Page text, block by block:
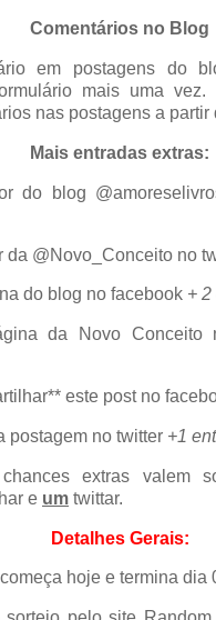
Comentários no Blog
em postagens do
mais uma vez.
nas postagens a partir
Mais entradas extras:
do blog
da @Novo_Conceito no
do blog no facebook +
da Novo Conceito
este post no
postagem no twitter +1
extras valem
e um twittar.
Detalhes Gerais:
hoje e termina dia